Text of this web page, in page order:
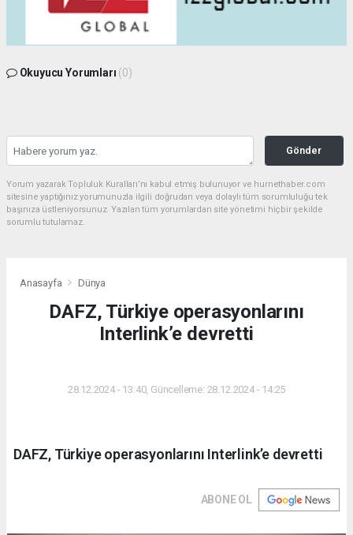
Okuyucu Yorumları (0)
Gönder
Yorum yazarak Topluluk Kuralları’nı kabul etmiş bulunuyor ve hurnethaber.com
sitesine yaptığınız yorumunuzla ilgili doğrudan veya dolaylı tüm sorumluluğu tek
başınıza üstleniyorsunuz. Yazılan tüm yorumlardan site yönetimi hiçbir şekilde
sorumlu tutulamaz.
Anasayfa Dünya
DAFZ, Türkiye operasyonlarını
Interlink’e devretti
28.12.2024 - 13:40, Güncelleme: 28.12.2024 - 14:25
DAFZ, Türkiye operasyonlarını Interlink’e devretti
ABONE OL